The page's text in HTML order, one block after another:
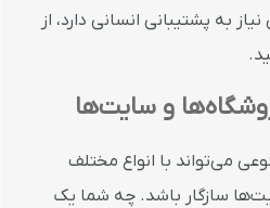
به پشتیبانی انسانی دارد، از
و سایت‌ها
می‌تواند با انواع مختلف
سازگار باشد. چه شما یک